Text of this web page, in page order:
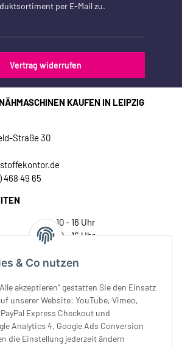
& Co nutzen
akzeptieren“ gestatten Sie den Einsatz
unserer Website: YouTube, Vimeo,
Express Checkout und
Analytics 4, Google Ads Conversion
die Einstellung jederzeit ändern
per E-Mail zu.
Vertrag widerrufen
KAUFEN IN LEIPZIG
Straße 30
468 49 65
10 - 16 Uhr
10 - 16 Uhr
10 - 18 Uhr
10 - 14 Uhr